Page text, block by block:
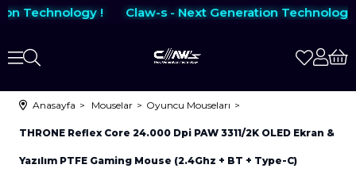
Technology ! Claw-s - Next Generation Technology !
Anasayfa Mouselar Oyuncu Mouseları
THRONE Reflex Core 24.000 Dpi PAW 3311/2K OLED Ekran &
Yazılım PTFE Gaming Mouse (2.4Ghz + BT + Type-C)